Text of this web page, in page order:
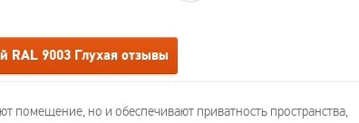
RAL 9003 Глухая отзывы
но и обеспечивают приватность пространства,